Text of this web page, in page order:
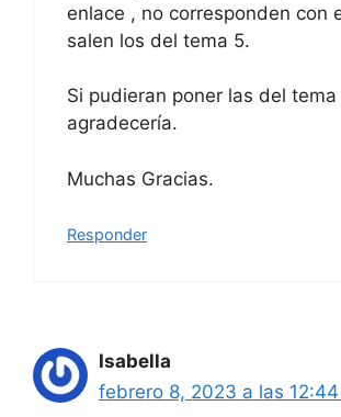
enlace , no corresponden con
salen los del tema 5.
Si pudieran poner las del tema
agradecería.
Muchas Gracias.
Responder
Isabella
febrero 8, 2023 a las